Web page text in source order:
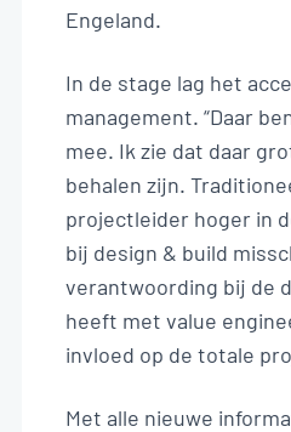
Engeland.
In de stage lag het
management. “Daar
mee. Ik zie dat daar
behalen zijn.
projectleider hoger in
bij design & build
verantwoording bij de
heeft met value
invloed op de totale
Met alle nieuwe